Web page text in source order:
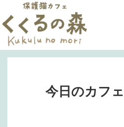
今日のカフ